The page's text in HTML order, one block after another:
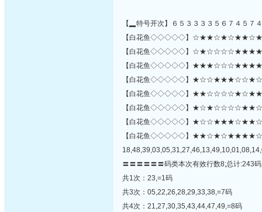
【▂特号开次】６５３３３３５６７４５７
【白花鱼◇◇◇◇◇】
【白花鱼◇◇◇◇◇】
【白花鱼◇◇◇◇◇】
【白花鱼◇◇◇◇◇】
【白花鱼◇◇◇◇◇】
【白花鱼◇◇◇◇◇】
【白花鱼◇◇◇◇◇】
【白花鱼◇◇◇◇◇】
〓〓〓〓〓〓码类本次有效行数8;总计:243
共1次：23,=1码
共3次：05,22,26,28,29,33,38,=7码
共4次：21,27,30,35,43,44,47,49,=8码